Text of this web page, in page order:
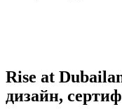
Rise at
дизайн,